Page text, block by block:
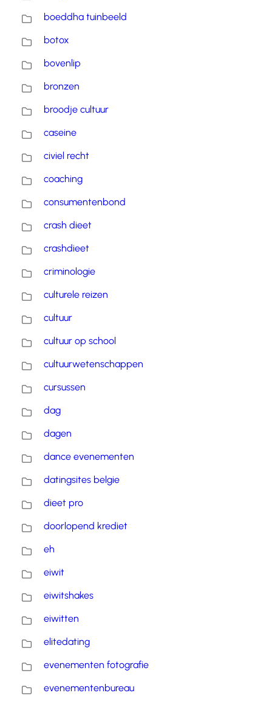
boeddha tuinbeeld
botox
bovenlip
bronzen
broodje cultuur
caseine
civiel recht
coaching
consumentenbond
crash dieet
crashdieet
criminologie
culturele reizen
cultuur
cultuur op school
cultuurwetenschappen
cursussen
dag
dagen
dance evenementen
datingsites belgie
dieet pro
doorlopend krediet
eh
eiwit
eiwitshakes
eiwitten
elitedating
evenementen fotografie
evenementenbureau